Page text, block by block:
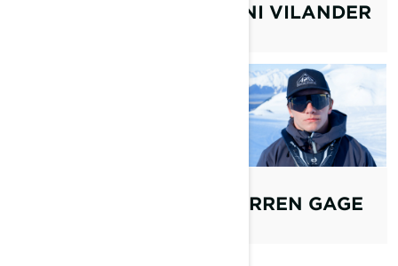
TONI VILANDER
WARREN GAGE